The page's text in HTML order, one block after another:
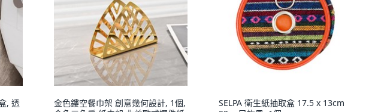
, 透
金色鏤空餐巾架 創意幾何設計, 1個,
SELPA 衛生紙抽取盒 17.5 x 13cm